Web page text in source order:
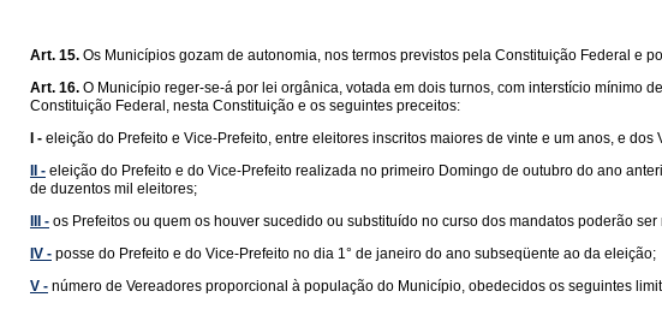
Art. 15. Os Municípios gozam de autonomia, nos termos previstos pela Constituição Federal e
Art. 16. O Município reger-se-á por lei orgânica, votada em dois turnos, com interstício mínimo
Constituição Federal, nesta Constituição e os seguintes preceitos:
I - eleição do Prefeito e Vice-Prefeito, entre eleitores inscritos maiores de vinte e um anos, e
II - eleição do Prefeito e do Vice-Prefeito realizada no primeiro Domingo de outubro do ano
de duzentos mil eleitores;
III - os Prefeitos ou quem os houver sucedido ou substituído no curso dos mandatos poderão
IV - posse do Prefeito e do Vice-Prefeito no dia 1° de janeiro do ano subseqüente ao da eleição;
V - número de Vereadores proporcional à população do Município, obedecidos os seguintes